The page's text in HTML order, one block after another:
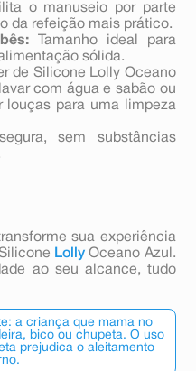
o manuseio por parte
da refeição mais prático.
Tamanho ideal para
sólida.
de Silicone Lolly Oceano
com água e sabão ou
louças para uma limpeza
sem substâncias
sua experiência
Lolly Oceano Azul.
ao seu alcance, tudo
a criança que mama no
bico ou chupeta. O uso
prejudica o aleitamento